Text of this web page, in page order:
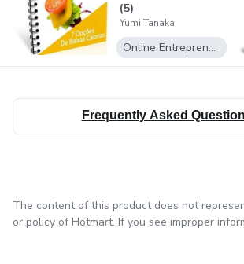
(5)
Yumi Tanaka
Online Entrepreneurship
Frequently Asked
The content of this product does not
or policy of Hotmart. If you see improper